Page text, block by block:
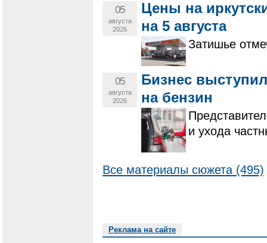
05
августа
2026
Цены на
на 5 августа
Затишье
05
августа
2026
Бизнес
на бензин
и ухода
Все материалы сюжета (495)
Реклама на сайте